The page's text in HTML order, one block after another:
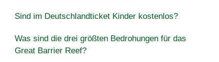
Sind im Deutschlandticket Kinder kostenlos?
Was sind die drei größten Bedrohungen für das
Great Barrier Reef?